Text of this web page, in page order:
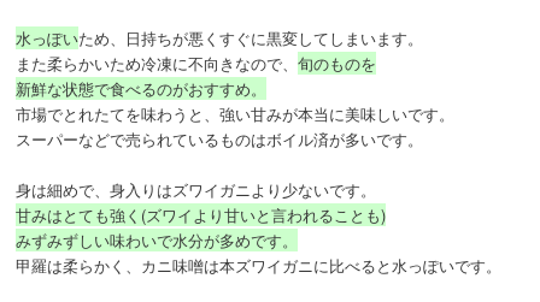
水っぽいため、日持ちが悪くすぐに黒変してしまいます。
また柔らかいため冷凍に不向きなので、旬のものを
新鮮な状態で食べるのがおすすめ。
市場でとれたてを味わうと、強い甘みが本当に美味しいです。
スーパーなどで売られているものはボイル済が多いです。
身は細めで、身入りはズワイガニより少ないです。
甘みはとても強く(ズワイより甘いと言われることも)
みずみずしい味わいで水分が多めです。
甲羅は柔らかく、カニ味噌は本ズワイガニに比べると水っぽいです。